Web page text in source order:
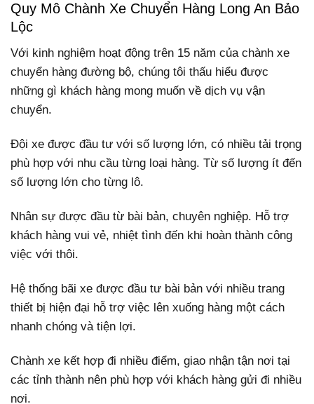
Quy Mô Chành Xe Chuyển Hàng Long An Bảo
Lộc
Với kinh nghiệm hoạt động trên 15 năm của chành xe
chuyển hàng đường bộ, chúng tôi thấu hiểu được
những gì khách hàng mong muốn về dịch vụ vận
chuyển.
Đội xe được đầu tư với số lượng lớn, có nhiều tải trọng
phù hợp với nhu cầu từng loại hàng. Từ số lượng ít đến
số lượng lớn cho từng lô.
Nhân sự được đầu từ bài bản, chuyên nghiệp. Hỗ trợ
khách hàng vui vẻ, nhiệt tình đến khi hoàn thành công
việc với thôi.
Hệ thống bãi xe được đầu tư bài bản với nhiều trang
thiết bị hiện đại hỗ trợ việc lên xuống hàng một cách
nhanh chóng và tiện lợi.
Chành xe kết hợp đi nhiều điểm, giao nhận tận nơi tại
các tỉnh thành nên phù hợp với khách hàng gửi đi nhiều
nơi.